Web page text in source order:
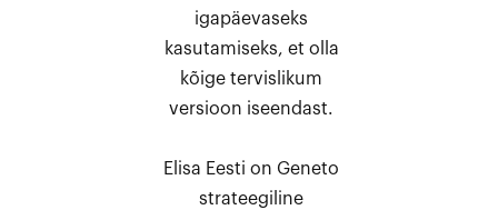
igapäevaseks
kasutamiseks, et olla
kõige tervislikum
versioon iseendast.
Elisa Eesti on Geneto
strateegiline